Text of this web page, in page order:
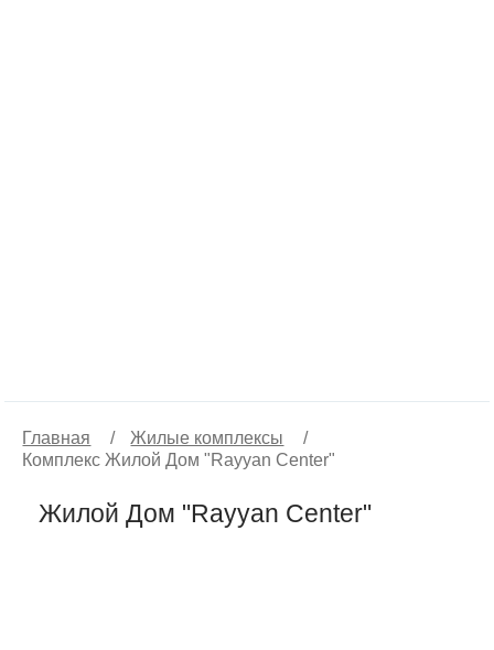
Главная / Жилые комплексы
/
Комплекс Жилой Дом "Rayyan Center"
Жилой Дом "Rayyan Center"